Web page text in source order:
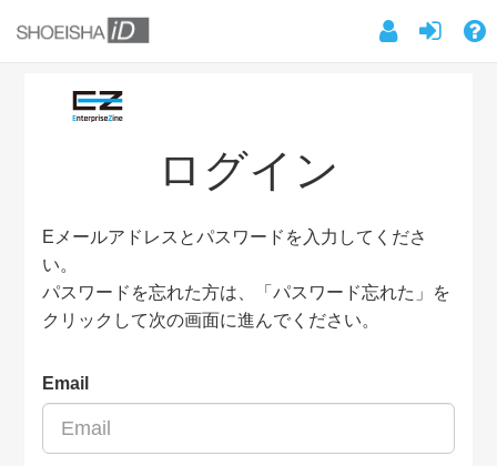
ログイン
Eメールアドレスとパスワードを入力してくださ
い。
パスワードを忘れた方は、「パスワード忘れた」を
クリックして次の画面に進んでください。
Email